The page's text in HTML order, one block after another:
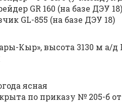
GR 160 (на базе ДЭУ 18)
GL-855 (на базе ДЭУ 18)
Кыр», высота 3130 м а/
ясная
по приказу № 205-б от